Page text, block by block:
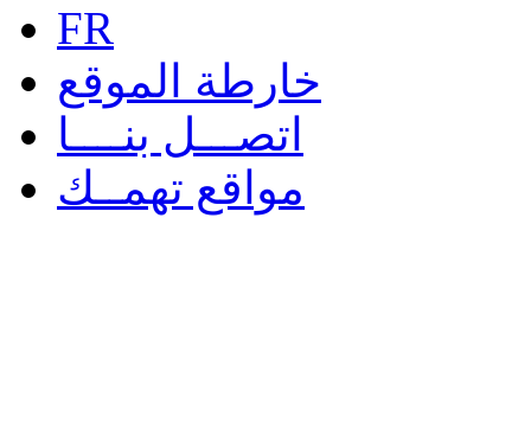
FR
خارطة الموقع
اتصـــل بنــــا
مواقع تهمــك